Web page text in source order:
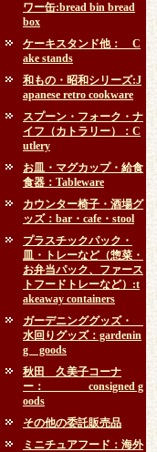
ワー缶:bread bin bread
box
ケーキスタンド他： C
ake stands
和もの・昭和シリーズ:J
apanese retro cookware
スプーン・フォーク・ナ
イフ（カトラリー）：C
utlery
お皿・マグカップ・給食
食器：Tableware
カウンター椅子・酒場グ
ッズ：bar・cafe・stool
プラスチックパック・
皿・トレーなど（惣菜・
お弁当パック、ファース
トフードトレーなど）:t
akeaway containers
ガーデニンググッズ・
水回りグッズ：gardenin
g goods
秋田 久美子コーナ
ー： consigned g
oods
その他の委託販売品
ミニチュアフード：海外